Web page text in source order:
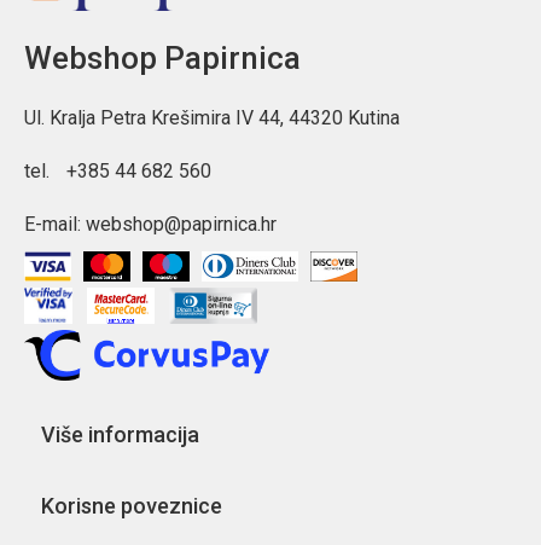
Webshop Papirnica
Ul. Kralja Petra Krešimira IV 44, 44320 Kutina
tel. +385 44 682 560
E-mail: webshop@papirnica.hr
Više informacija
Korisne poveznice